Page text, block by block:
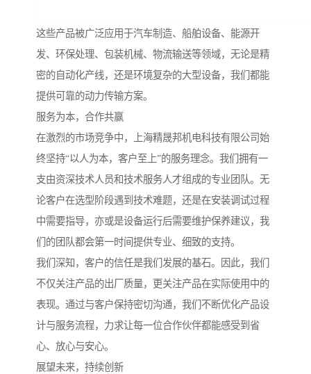
这些产品被广泛应用于汽车制造、船舶设备、能源开
发、环保处理、包装机械、物流输送等领域，无论是精
密的自动化产线，还是环境复杂的大型设备，我们都能
提供可靠的动力传输方案。
服务为本，合作共赢
在激烈的市场竞争中，上海精晟邦机电科技有限公司始
终坚持“以人为本，客户至上”的服务理念。我们拥有一
支由资深技术人员和技术服务人才组成的专业团队。无
论客户在选型阶段遇到技术难题，还是在安装调试过程
中需要指导，亦或是设备运行后需要维护保养建议，我
们的团队都会第一时间提供专业、细致的支持。
我们深知，客户的信任是我们发展的基石。因此，我们
不仅关注产品的出厂质量，更关注产品在实际使用中的
表现。通过与客户保持密切沟通，我们不断优化产品设
计与服务流程，力求让每一位合作伙伴都能感受到省
心、放心与安心。
展望未来，持续创新